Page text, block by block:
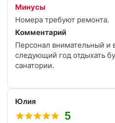
Минусы
Номера требуют ремонта.
Комментарий
Персонал внимательный и
следующий год отдыхать
санатории.
Юлия
5